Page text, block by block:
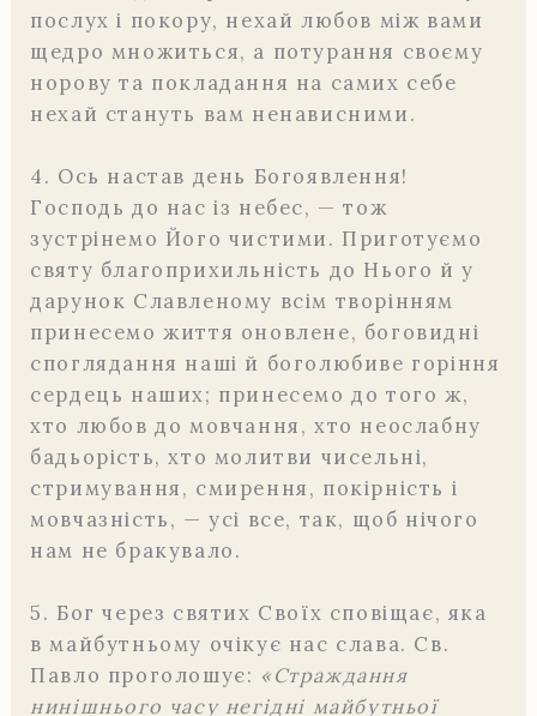
послух і покору, нехай любов між вами
щедро множиться, а потурання своєму
норову та покладання на самих себе
нехай стануть вам ненависними.
4. Ось настав день Богоявлення!
Господь до нас із небес, — тож
зустрінемо Його чистими. Приготуємо
святу благоприхильність до Нього й у
дарунок Славленому всім творінням
принесемо життя оновлене, боговидні
споглядання наші й боголюбиве горіння
сердець наших; принесемо до того ж,
хто любов до мовчання, хто неослабну
бадьорість, хто молитви чисельні,
стримування, смирення, покірність і
мовчазність, — усі все, так, щоб нічого
нам не бракувало.
5. Бог через святих Своїх сповіщає, яка
в майбутньому очікує нас слава. Св.
Павло проголошує: «Страждання
нинішнього часу негідні майбутньої